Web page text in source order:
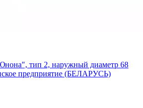
тип 2, наружный диаметр 68
предприятие (БЕЛАРУСЬ)